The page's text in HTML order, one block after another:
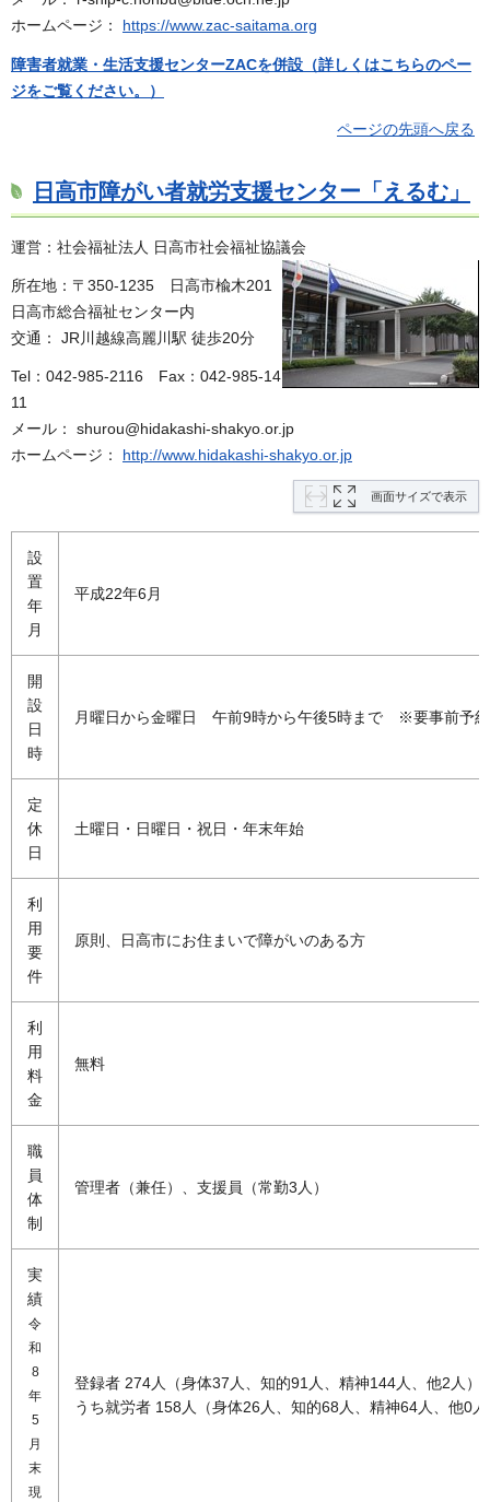
ホームページ： https://www.zac-saitama.org
障害者就業・生活支援センターZACを併設（詳しくはこちらのペー
ジをご覧ください。）
ページの先頭へ戻る
日高市障がい者就労支援センター「えるむ」
運営：社会福祉法人 日高市社会福祉協議会
所在地：〒350-1235 日高市楡木201
日高市総合福祉センター内
交通： JR川越線高麗川駅 徒歩20分
Tel：042-985-2116 Fax：042-985-14
11
メール： shurou@hidakashi-shakyo.or.jp
ホームページ： http://www.hidakashi-shakyo.or.jp
画面サイズで表示
設
置
年
月
平成22年6月
開
設
日
時
月曜日から金曜日 午前9時から午後5時まで ※要事前予
定
休
日
土曜日・日曜日・祝日・年末年始
利
用
要
件
原則、日高市にお住まいで障がいのある方
利
用
料
金
無料
職
員
体
制
管理者（兼任）、支援員（常勤3人）
実
績
令
和
8
年
5
月
末
現
登録者 274人（身体37人、知的91人、精神144人、他2人）
うち就労者 158人（身体26人、知的68人、精神64人、他0